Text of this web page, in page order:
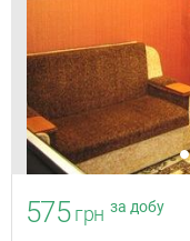
575 грн за добу